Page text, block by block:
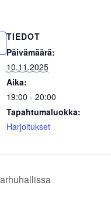
TIEDOT
Päivämäärä:
10.11.2025
Aika:
19:00 - 20:00
Tapahtumaluokka:
Harjoitukset